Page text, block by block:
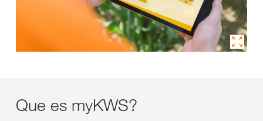
Que es myKWS?